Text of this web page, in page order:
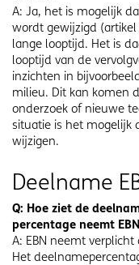
A: Ja, het is mogelijk
wordt gewijzigd
lange looptijd. Het is
looptijd van de
inzichten in
milieu. Dit kan komen
onderzoek of nieuwe
situatie is het mogelijk
wijzigen.
Deelname
Q: Hoe ziet de
percentage neemt
A: EBN neemt
Het